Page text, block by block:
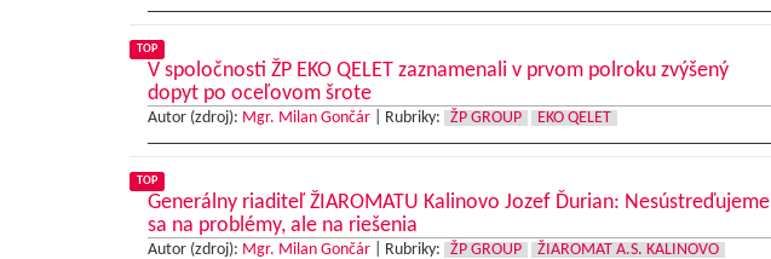
TOP
V spoločnosti ŽP EKO QELET zaznamenali v prvom polroku zvýšený
dopyt po oceľovom šrote
Autor (zdroj): Mgr. Milan Gončár| Rubriky: ŽP GROUP EKO QELET
TOP
Generálny riaditeľ ŽIAROMATU Kalinovo Jozef Ďurian: Nesústreďujeme
sa na problémy, ale na riešenia
Autor (zdroj): Mgr. Milan Gončár| Rubriky: ŽP GROUP ŽIAROMAT A.S. KALINOVO